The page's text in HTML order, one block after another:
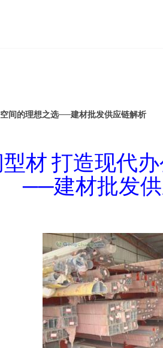
间的理想之选──建材批发供应链解析
材 打造现代
──建材批发